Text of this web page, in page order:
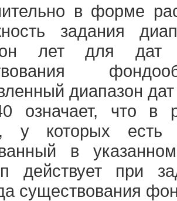
в форме
задания
лет для
диапазон
означает, что в
у которых есть
в
действует при
существования